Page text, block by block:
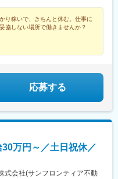
り稼いで、きちんと休む。仕事に
協しない場所で働きませんか？
応募する
万円～／土日祝休／
式会社(サンフロンティア不動